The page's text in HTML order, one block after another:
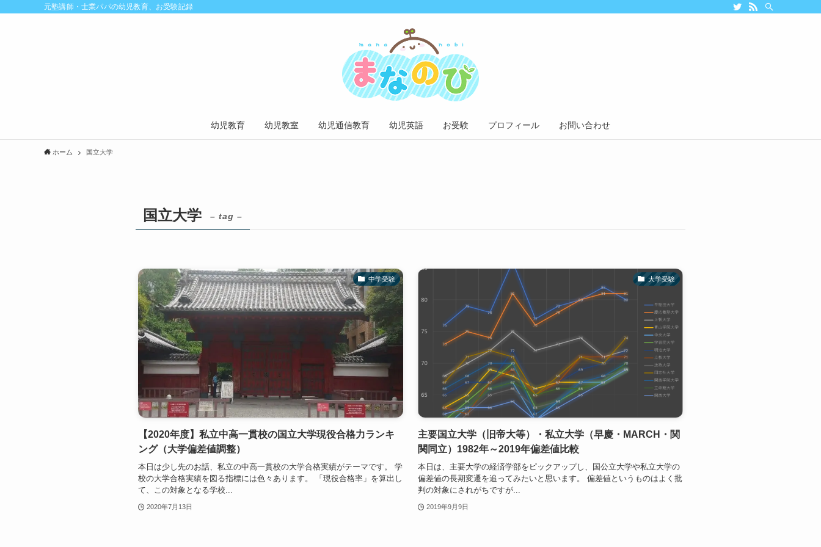
元塾講師・士業パパの幼児教育、お受験記録
幼児教育 幼児教室 幼児通信教育 幼児英語 お受験 プロフィール お問い合わせ
ホーム 国立大学
国立大学 – tag –
中学受験
【2020年度】私立中高一貫校の国立大学現役合格力ランキ
ング（大学偏差値調整）
本日は少し先のお話、私立の中高一貫校の大学合格実績がテーマです。 学
校の大学合格実績を図る指標には色々あります。 「現役合格率」を算出し
て、この対象となる学校...
2020年7月13日
大学受験
主要国立大学（旧帝大等）・私立大学（早慶・MARCH・関
関同立）1982年～2019年偏差値比較
本日は、主要大学の経済学部をピックアップし、国公立大学や私立大学の
偏差値の長期変遷を追ってみたいと思います。 偏差値というものはよく批
判の対象にされがちですが...
2019年9月9日